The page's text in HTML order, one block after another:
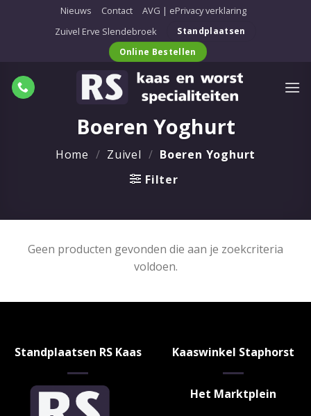
Nieuws Contact
AVG | ePrivacy verklaring
Zuivel Erve Slendebroek
Standplaatsen
Online Bestellen
Boeren Yoghurt
Home / Zuivel / Boeren Yoghurt
Filter
Geen producten gevonden die aan je zoekcriteria
voldoen.
Standplaatsen RS Kaas Kaaswinkel Staphorst
Het Marktplein